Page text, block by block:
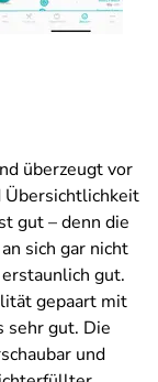
überzeugt vor
gut – denn die
sich gar nicht
gut.
gepaart mit
sehr gut. Die
und